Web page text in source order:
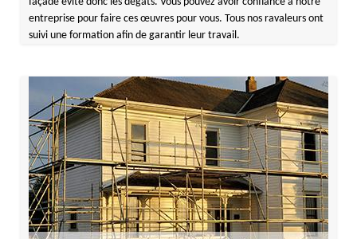
entreprise pour faire ces œuvres pour vous. Tous nos ravaleurs ont
suivi une formation afin de garantir leur travail.